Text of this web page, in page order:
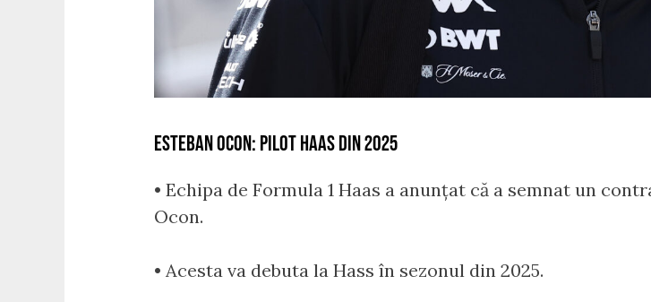
ESTEBAN OCON: PILOT HAAS DIN 2025
• Echipa de Formula 1 Haas a anunțat că a semnat un
Ocon.
• Acesta va debuta la Hass în sezonul din 2025.